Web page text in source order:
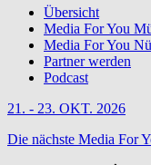
Übersicht
Media For You
Media For You
Partner werden
Podcast
21. - 23. OKT. 2026
Die nächste Media For